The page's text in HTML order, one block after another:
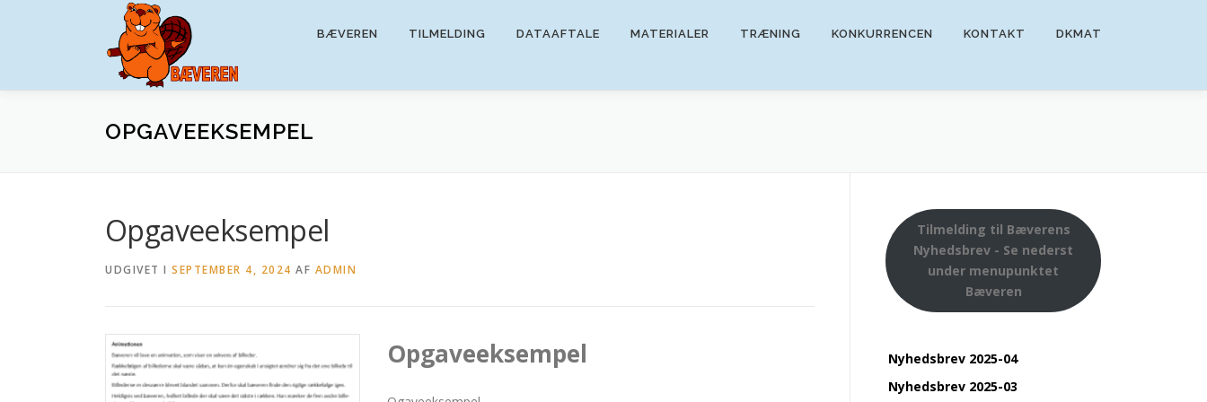
BÆVEREN TILMELDING DATAAFTALE MATERIALER TRÆNING KONKURRENCEN KONTAKT DKMAT
OPGAVEEKSEMPEL
Opgaveeksempel
UDGIVET I SEPTEMBER 4, 2024 AF ADMIN
Opgaveeksempel
Tilmelding til Bæverens
Nyhedsbrev - Se nederst
under menupunktet
Bæveren
Nyhedsbrev 2025-04
Nyhedsbrev 2025-03